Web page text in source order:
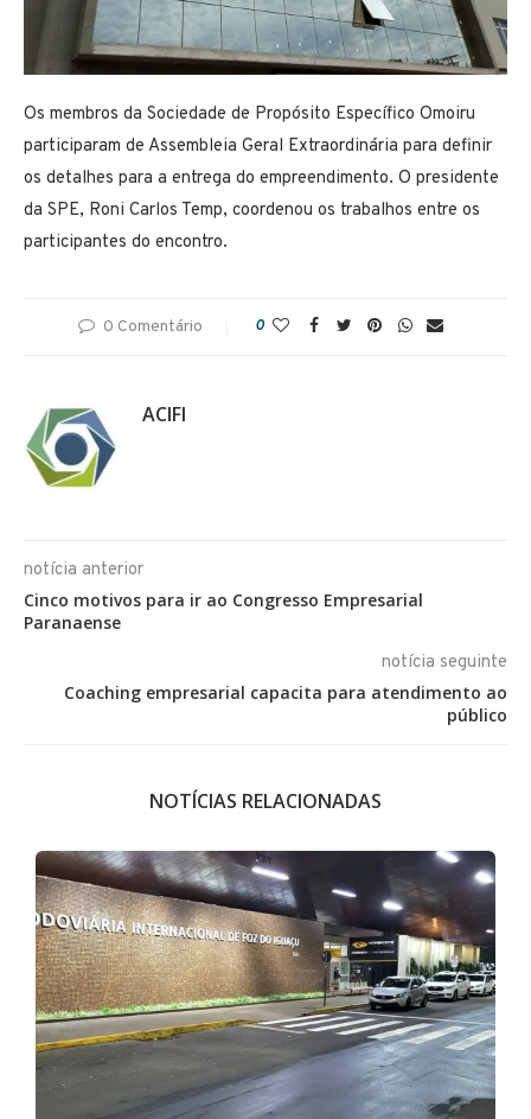
Os membros da Sociedade de Propósito Específico Omoiru
participaram de Assembleia Geral Extraordinária para definir
os detalhes para a entrega do empreendimento. O presidente
da SPE, Roni Carlos Temp, coordenou os trabalhos entre os
participantes do encontro.
0 Comentário 0
ACIFI
notícia anterior
Cinco motivos para ir ao Congresso Empresarial
Paranaense
notícia seguinte
Coaching empresarial capacita para atendimento ao
público
NOTÍCIAS RELACIONADAS